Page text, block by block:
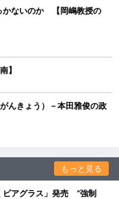
かないのか 【岡嶋教授の
】
んきょう）－本田雅俊の政
もっと見る
ビアグラス」発売 “強制